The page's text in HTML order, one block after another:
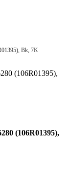
Bk, 7K
(106R01395),